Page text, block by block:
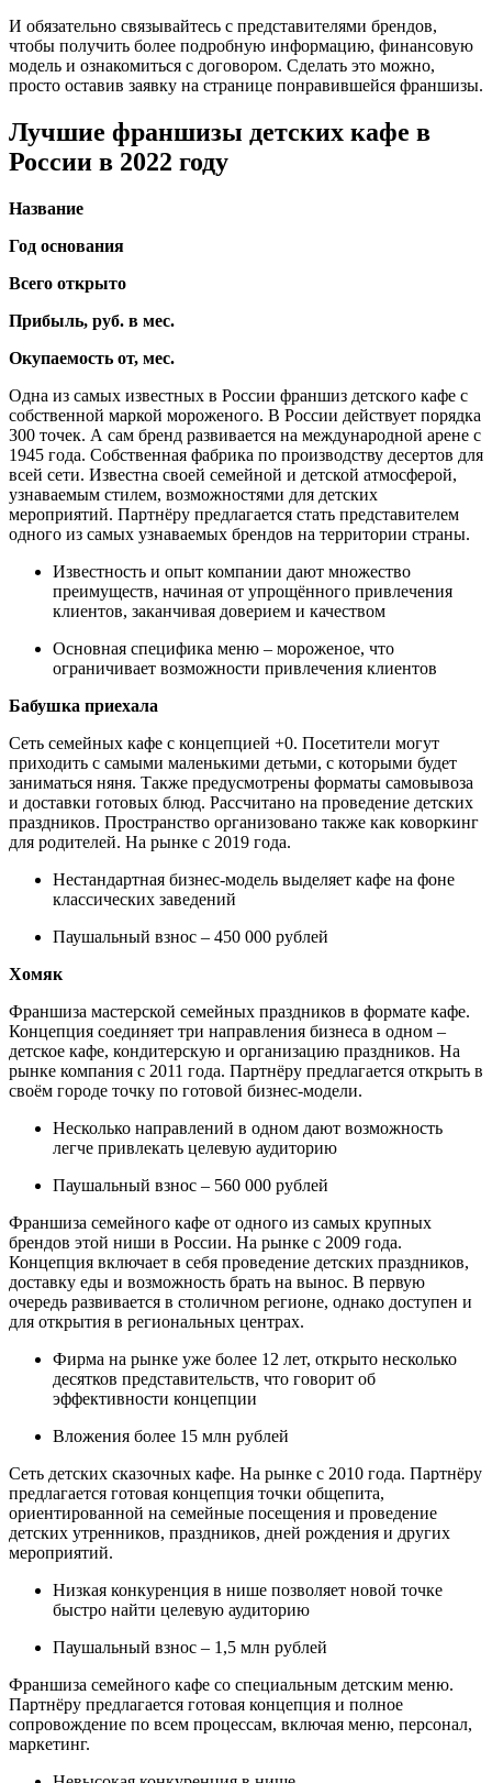
И обязательно связывайтесь с представителями брендов,
чтобы получить более подробную информацию, финансовую
модель и ознакомиться с договором. Сделать это можно,
просто оставив заявку на странице понравившейся франшизы.
Лучшие франшизы детских кафе в
России в 2022 году
Название
Год основания
Всего открыто
Прибыль, руб. в мес.
Окупаемость от, мес.
Одна из самых известных в России франшиз детского кафе с
собственной маркой мороженого. В России действует порядка
300 точек. А сам бренд развивается на международной арене с
1945 года. Собственная фабрика по производству десертов для
всей сети. Известна своей семейной и детской атмосферой,
узнаваемым стилем, возможностями для детских
мероприятий. Партнёру предлагается стать представителем
одного из самых узнаваемых брендов на территории страны.
Известность и опыт компании дают множество
преимуществ, начиная от упрощённого привлечения
клиентов, заканчивая доверием и качеством
Основная специфика меню – мороженое, что
ограничивает возможности привлечения клиентов
Бабушка приехала
Сеть семейных кафе с концепцией +0. Посетители могут
приходить с самыми маленькими детьми, с которыми будет
заниматься няня. Также предусмотрены форматы самовывоза
и доставки готовых блюд. Рассчитано на проведение детских
праздников. Пространство организовано также как коворкинг
для родителей. На рынке с 2019 года.
Нестандартная бизнес-модель выделяет кафе на фоне
классических заведений
Паушальный взнос – 450 000 рублей
Хомяк
Франшиза мастерской семейных праздников в формате кафе.
Концепция соединяет три направления бизнеса в одном –
детское кафе, кондитерскую и организацию праздников. На
рынке компания с 2011 года. Партнёру предлагается открыть в
своём городе точку по готовой бизнес-модели.
Несколько направлений в одном дают возможность
легче привлекать целевую аудиторию
Паушальный взнос – 560 000 рублей
Франшиза семейного кафе от одного из самых крупных
брендов этой ниши в России. На рынке с 2009 года.
Концепция включает в себя проведение детских праздников,
доставку еды и возможность брать на вынос. В первую
очередь развивается в столичном регионе, однако доступен и
для открытия в региональных центрах.
Фирма на рынке уже более 12 лет, открыто несколько
десятков представительств, что говорит об
эффективности концепции
Вложения более 15 млн рублей
Сеть детских сказочных кафе. На рынке с 2010 года. Партнёру
предлагается готовая концепция точки общепита,
ориентированной на семейные посещения и проведение
детских утренников, праздников, дней рождения и других
мероприятий.
Низкая конкуренция в нише позволяет новой точке
быстро найти целевую аудиторию
Паушальный взнос – 1,5 млн рублей
Франшиза семейного кафе со специальным детским меню.
Партнёру предлагается готовая концепция и полное
сопровождение по всем процессам, включая меню, персонал,
маркетинг.